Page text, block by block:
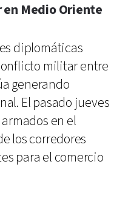
Medio Oriente
diplomáticas
militar entre
generando
El pasado jueves
en el
los corredores
para el comercio